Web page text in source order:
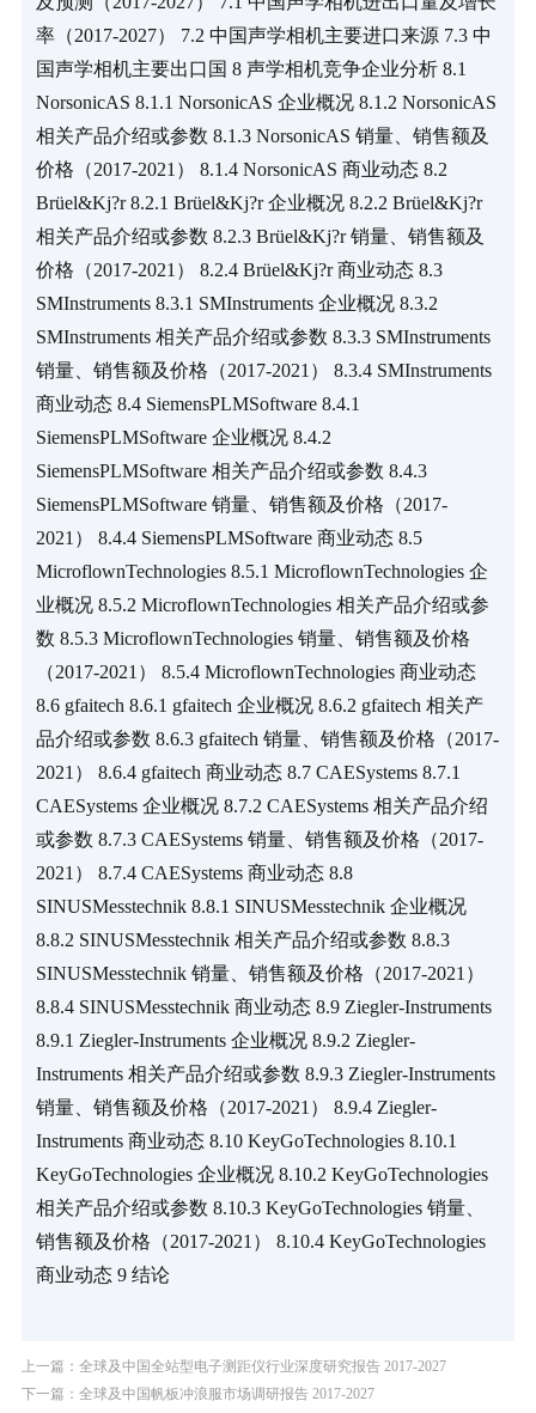
率（2017-2027） 7.2 中国声学相机主要进口来源 7.3 中
国声学相机主要出口国 8 声学相机竞争企业分析 8.1
NorsonicAS 8.1.1 NorsonicAS 企业概况 8.1.2 NorsonicAS
相关产品介绍或参数 8.1.3 NorsonicAS 销量、销售额及
价格（2017-2021） 8.1.4 NorsonicAS 商业动态 8.2
Brüel&Kj?r 8.2.1 Brüel&Kj?r 企业概况 8.2.2 Brüel&Kj?r
相关产品介绍或参数 8.2.3 Brüel&Kj?r 销量、销售额及
价格（2017-2021） 8.2.4 Brüel&Kj?r 商业动态 8.3
SMInstruments 8.3.1 SMInstruments 企业概况 8.3.2
SMInstruments 相关产品介绍或参数 8.3.3 SMInstruments
销量、销售额及价格（2017-2021） 8.3.4 SMInstruments
商业动态 8.4 SiemensPLMSoftware 8.4.1
SiemensPLMSoftware 企业概况 8.4.2
SiemensPLMSoftware 相关产品介绍或参数 8.4.3
SiemensPLMSoftware 销量、销售额及价格（2017-
2021） 8.4.4 SiemensPLMSoftware 商业动态 8.5
MicroflownTechnologies 8.5.1 MicroflownTechnologies 企
业概况 8.5.2 MicroflownTechnologies 相关产品介绍或参
数 8.5.3 MicroflownTechnologies 销量、销售额及价格
（2017-2021） 8.5.4 MicroflownTechnologies 商业动态
8.6 gfaitech 8.6.1 gfaitech 企业概况 8.6.2 gfaitech 相关产
品介绍或参数 8.6.3 gfaitech 销量、销售额及价格（2017-
2021） 8.6.4 gfaitech 商业动态 8.7 CAESystems 8.7.1
CAESystems 企业概况 8.7.2 CAESystems 相关产品介绍
或参数 8.7.3 CAESystems 销量、销售额及价格（2017-
2021） 8.7.4 CAESystems 商业动态 8.8
SINUSMesstechnik 8.8.1 SINUSMesstechnik 企业概况
8.8.2 SINUSMesstechnik 相关产品介绍或参数 8.8.3
SINUSMesstechnik 销量、销售额及价格（2017-2021）
8.8.4 SINUSMesstechnik 商业动态 8.9 Ziegler-Instruments
8.9.1 Ziegler-Instruments 企业概况 8.9.2 Ziegler-
Instruments 相关产品介绍或参数 8.9.3 Ziegler-Instruments
销量、销售额及价格（2017-2021） 8.9.4 Ziegler-
Instruments 商业动态 8.10 KeyGoTechnologies 8.10.1
KeyGoTechnologies 企业概况 8.10.2 KeyGoTechnologies
相关产品介绍或参数 8.10.3 KeyGoTechnologies 销量、
销售额及价格（2017-2021） 8.10.4 KeyGoTechnologies
商业动态 9 结论
上一篇：全球及中国全站型电子测距仪行业深度研究报告 2017-2027
下一篇：全球及中国帆板冲浪服市场调研报告 2017-2027